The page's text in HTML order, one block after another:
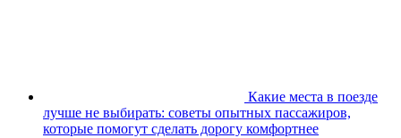
Какие места в поезде
лучше не выбирать: советы опытных пассажиров,
которые помогут сделать дорогу комфортнее